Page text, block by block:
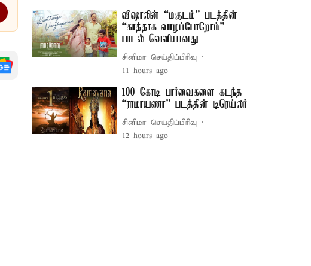
விஷாலின் “மகுடம்” படத்தின்
“காத்தாக வாழப்போறோம்”
பாடல் வெளியானது
சினிமா செய்திப்பிரிவு
11 hours ago
100 கோடி பார்வைகளை கடந்த
“ராமாயணா” படத்தின் டிரெய்லர்
சினிமா செய்திப்பிரிவு
12 hours ago